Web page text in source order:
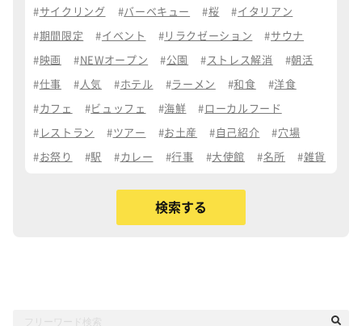
サイクリング バーベキュー 桜 イタリアン
期間限定 イベント リラクゼーション サウナ
映画 NEWオープン 公園 ストレス解消 朝活
仕事 人気 ホテル ラーメン 和食 洋食
カフェ ビュッフェ 海鮮 ローカルフード
レストラン ツアー お土産 自己紹介 穴場
お祭り 駅 カレー 行事 大使館 名所 雑貨